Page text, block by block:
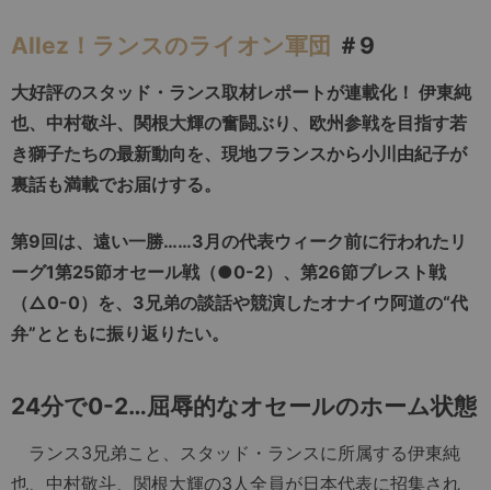
Allez！ランスのライオン軍団 ＃9
大好評のスタッド・ランス取材レポートが連載化！ 伊東純
也、中村敬斗、 関根大輝の奮闘ぶり、欧州参戦を目指す若
き獅子たちの最新動向を、現地フランスから小川由紀子が
裏話も満載でお届けする。
第9回は、遠い一勝……3 月の代表ウィーク前に行われたリ
ーグ1第25節オセール戦（●0-2）、第26節ブレスト戦
（△0-0）を、 3 兄弟の談話や競演したオナイウ阿道の“代
弁”とともに振り返りたい。
24分で0-2…屈辱的なオセールのホーム状態
ランス3兄弟こと、スタッド・ランスに所属する伊東純
也、中村敬斗、関根大輝の3人全員が日本代表に招集され